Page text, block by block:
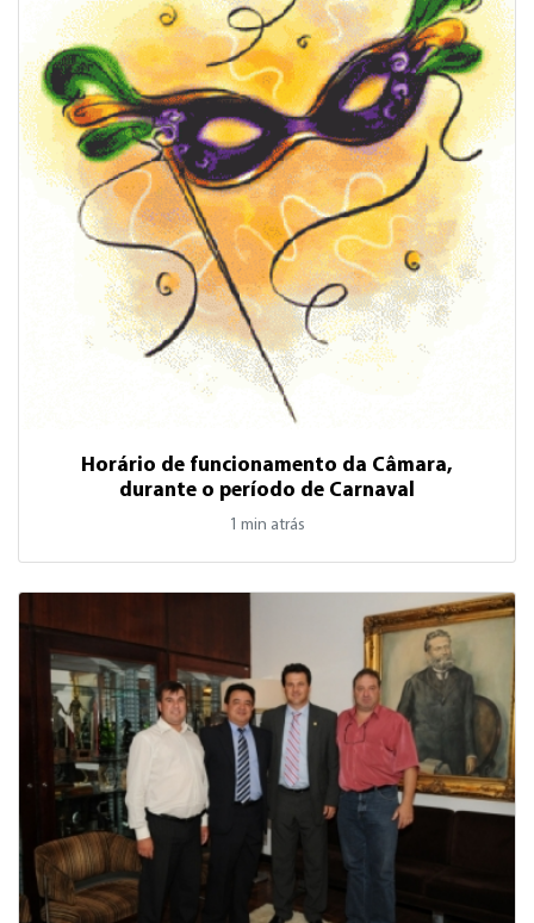
Horário de funcionamento da Câmara,
durante o período de Carnaval
1 min atrás